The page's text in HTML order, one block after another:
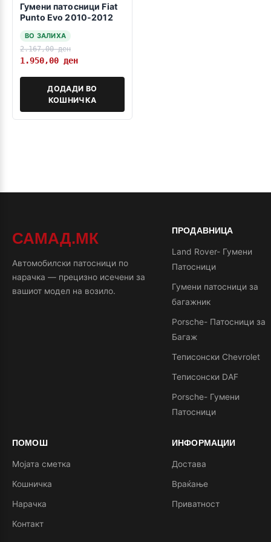
Гумени патосници Fiat
Punto Evo 2010-2012
ВО ЗАЛИХА
2.167,00ден
1.950,00 ден
ДОДАДИ ВО
КОШНИЧКА
САМАД.МК
Автомобилски патосници по
нарачка — прецизно исечени за
вашиот модел на возило.
ПРОДАВНИЦА
Land Rover- Гумени
Патосници
Гумени патосници за
багажник
Porsche- Патосници за
Багаж
Теписонски Chevrolet
Теписонски DAF
Porsche- Гумени
Патосници
ПОМОШ
Мојата сметка
Кошничка
Нарачка
Контакт
ИНФОРМАЦИИ
Достава
Враќање
Приватност